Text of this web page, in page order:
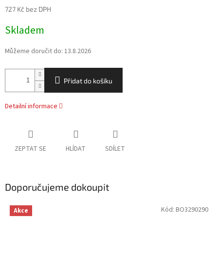
727 Kč bez DPH
cena:
Skladem
Můžeme doručit do: 13.8.2026
Přidat do košíku
Detailní informace
ZEPTAT SE HLÍDAT SDÍLET
Doporučujeme dokoupit
Akce Kód: BO3290290